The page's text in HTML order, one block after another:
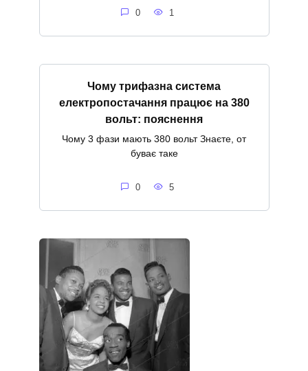
0 1
Чому трифазна система
електропостачання працює на 380
вольт: пояснення
Чому 3 фази мають 380 вольт Знаєте, от
буває таке
0 5